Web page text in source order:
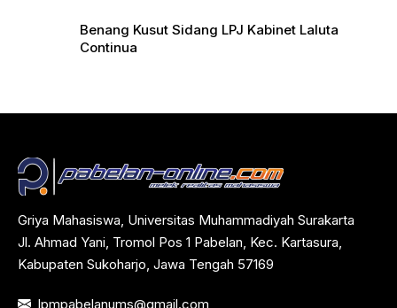
Benang Kusut Sidang LPJ Kabinet Laluta
Continua
Griya Mahasiswa, Universitas Muhammadiyah Surakarta
Jl. Ahmad Yani, Tromol Pos 1 Pabelan, Kec. Kartasura,
Kabupaten Sukoharjo, Jawa Tengah 57169
lpmpabelanums@gmail.com